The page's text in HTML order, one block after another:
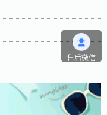
售后微信